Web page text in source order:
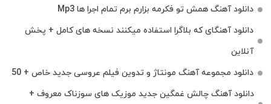
دانلود آهنگ همش تو فکرمه بزارم برم تمام اجرا ها Mp3
دانلود آهنگای که بلاگرا استفاده میکنند نسخه های کامل + پخش
آنلاین
دانلود مجموعه آهنگ مونتاژ و تدوین فیلم عروسی جدید خاص + 50
دانلود آهنگ چالش غمگین جدید موزیک های سوزناک معروف +